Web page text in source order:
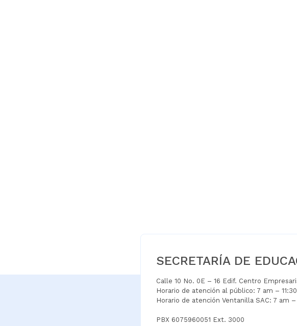
SECRETARÍA DE
Calle 10 No. 0E – 16 Edif. Centro
Horario de atención al público: 7 am –
Horario de atención Ventanilla SAC: 7 am
PBX 6075960051 Ext. 3000